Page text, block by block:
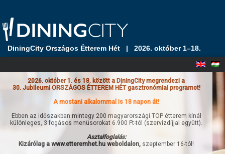
DiningCity Országos Étterem Hét | 2026. október 1–18.
2026. október 1. és 18. között a DiningCity megrendezi a
30. Jubileumi ORSZÁGOS ÉTTEREM HÉT gasztronómiai programot!
A mostani alkalommal is 18 napon át!
Ebben az időszakban mintegy 200 magyarországi TOP étterem kínál
különleges, 3 fogásos menüsorokat 6.900 Ft-tól (szervízdíjjal együtt).
Asztalfoglalás:
Kizárólag a www.etteremhet.hu weboldalon, szeptember 16-tól!